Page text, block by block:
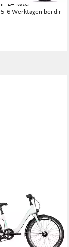
24 Raten
5-6 Werktagen bei dir
Maxim Malia 24